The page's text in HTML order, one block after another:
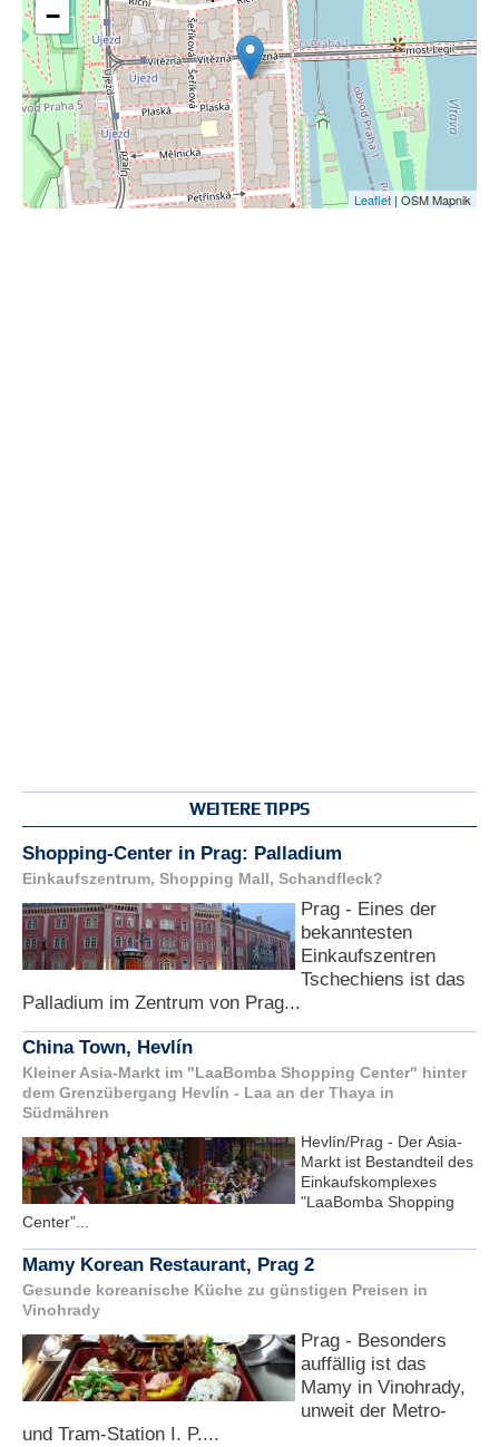
−
Leaflet | OSM Mapnik
WEITERE TIPPS
Shopping-Center in Prag: Palladium
Einkaufszentrum, Shopping Mall, Schandfleck?
Prag - Eines der
bekanntesten
Einkaufszentren
Tschechiens ist das
Palladium im Zentrum von Prag...
China Town, Hevlín
Kleiner Asia-Markt im "LaaBomba Shopping Center" hinter
dem Grenzübergang Hevlín - Laa an der Thaya in
Südmähren
Hevlín/Prag - Der Asia-
Markt ist Bestandteil des
Einkaufskomplexes
"LaaBomba Shopping
Center"...
Mamy Korean Restaurant, Prag 2
Gesunde koreanische Küche zu günstigen Preisen in
Vinohrady
Prag - Besonders
auffällig ist das
Mamy in Vinohrady,
unweit der Metro-
und Tram-Station I. P....